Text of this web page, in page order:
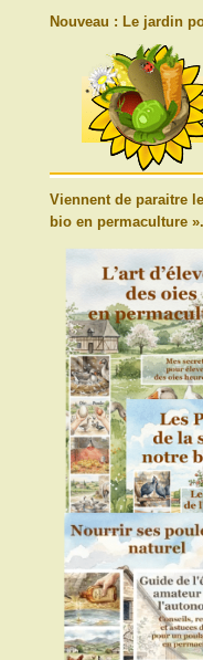
Nouveau : Le jardin
Viennent de paraitre
bio en permaculture ».